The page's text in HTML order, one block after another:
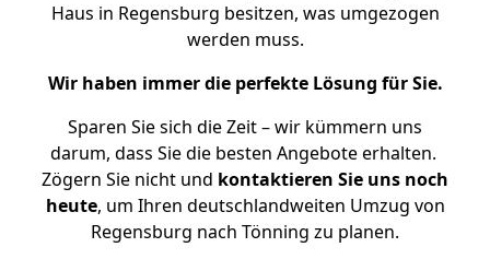
Haus in Regensburg besitzen, was umgezogen
werden muss.
Wir haben immer die perfekte Lösung für Sie.
Sparen Sie sich die Zeit – wir kümmern uns
darum, dass Sie die besten Angebote erhalten.
Zögern Sie nicht und kontaktieren Sie uns noch
heute, um Ihren deutschlandweiten Umzug von
Regensburg nach Tönning zu planen.